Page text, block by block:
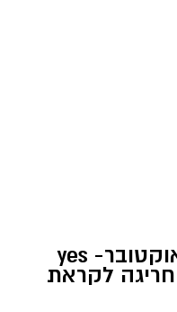
"פאודה" חוזרת ל-7 באוקטובר- yes
לקראת